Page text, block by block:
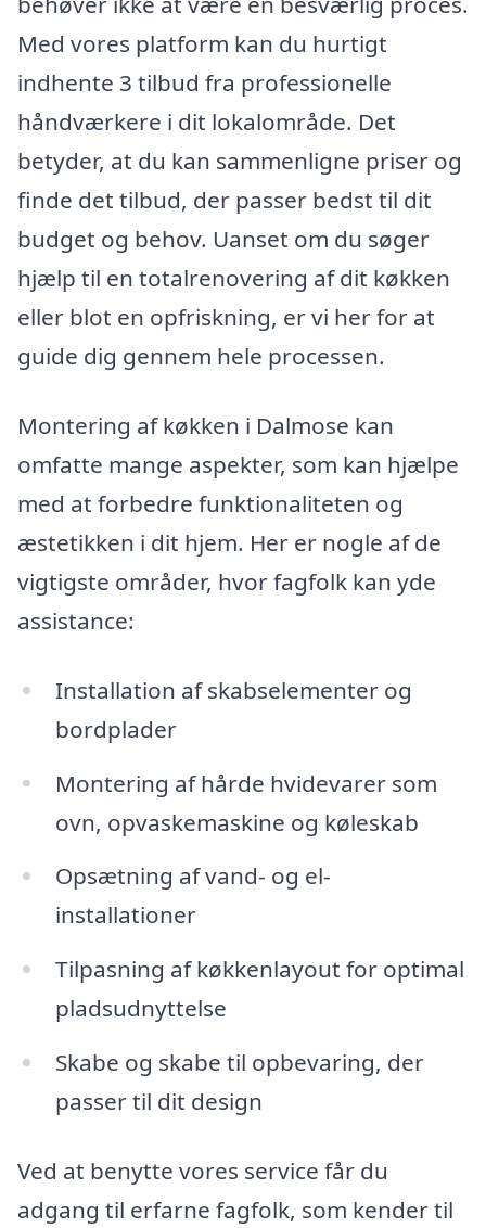
Med vores platform kan du hurtigt
indhente 3 tilbud fra professionelle
håndværkere i dit lokalområde. Det
betyder, at du kan sammenligne priser og
finde det tilbud, der passer bedst til dit
budget og behov. Uanset om du søger
hjælp til en totalrenovering af dit køkken
eller blot en opfriskning, er vi her for at
guide dig gennem hele processen.
Montering af køkken i Dalmose kan
omfatte mange aspekter, som kan hjælpe
med at forbedre funktionaliteten og
æstetikken i dit hjem. Her er nogle af de
vigtigste områder, hvor fagfolk kan yde
assistance:
Installation af skabselementer og
bordplader
Montering af hårde hvidevarer som
ovn, opvaskemaskine og køleskab
Opsætning af vand- og el-
installationer
Tilpasning af køkkenlayout for optimal
pladsudnyttelse
Skabe og skabe til opbevaring, der
passer til dit design
Ved at benytte vores service får du
adgang til erfarne fagfolk, som kender til